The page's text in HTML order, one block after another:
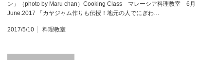
ン」（photo by Maru chan）Cooking Class マレーシア料理教室 6月
June.2017 「カヤジャム作りも伝授！地元の人でにぎわ…
2017/5/10 料理教室